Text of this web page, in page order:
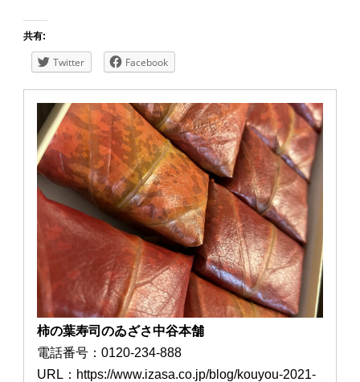
共有:
Twitter Facebook
柿の葉寿司のゐざさ中谷本舗
電話番号：0120-234-888
URL：https://www.izasa.co.jp/blog/kouyou-2021-